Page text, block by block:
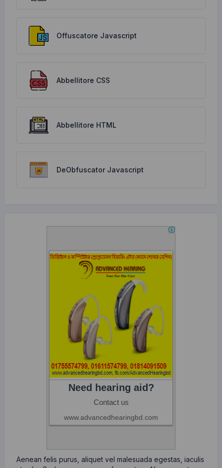
Offuscatore Javascript
Abbellitore CSS
Abbellitore HTML
DeObfuscator Javascript
Aenean felis purus, aliquet vel malesuada egestas, iaculis